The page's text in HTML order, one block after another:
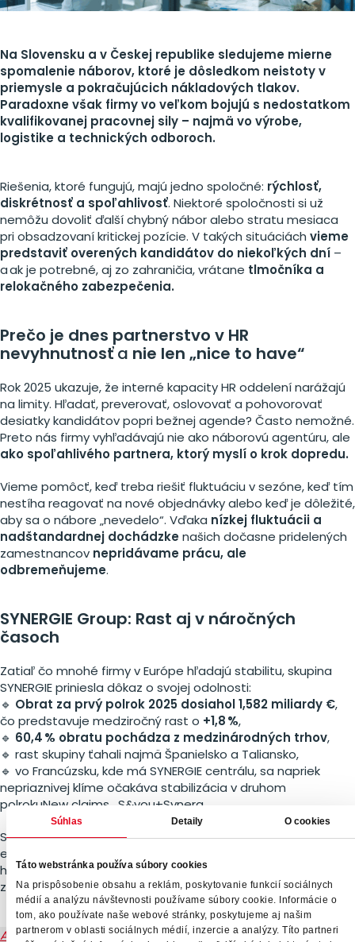
Súhlas Detaily O cookies
Táto webstránka používa súbory cookies
Na prispôsobenie obsahu a reklám, poskytovanie funkcií sociálnych
médií a analýzu návštevnosti používame súbory cookie. Informácie o
tom, ako používate naše webové stránky, poskytujeme aj našim
partnerom v oblasti sociálnych médií, inzercie a analýzy. Títo partneri
Na Slovensku a v Českej republike sledujeme mierne
spomalenie náborov, ktoré je dôsledkom neistoty v
priemysle a pokračujúcich nákladových tlakov.
Paradoxne však firmy vo veľkom bojujú s nedostatkom
kvalifikovanej pracovnej sily – najmä vo výrobe,
logistike a technických odboroch.
Riešenia, ktoré fungujú, majú jedno spoločné: rýchlosť,
diskrétnosť a spoľahlivosť. Niektoré spoločnosti si už
nemôžu dovoliť ďalší chybný nábor alebo stratu mesiaca
pri obsadzovaní kritickej pozície. V takých situáciách vieme
predstaviť overených kandidátov do niekoľkých dní –
a ak je potrebné, aj zo zahraničia, vrátane tlmočníka a
relokačného zabezpečenia.
Prečo je dnes partnerstvo v HR
nevyhnutnosťa nie len „nice to have“
Rok 2025 ukazuje, že interné kapacity HR oddelení narážajú
na limity. Hľadať, preverovať, oslovovať a pohovorovať
desiatky kandidátov popri bežnej agende? Často nemožné.
Preto nás firmy vyhľadávajú nie ako náborovú agentúru, ale
ako spoľahlivého partnera, ktorý myslí o krok dopredu.
Vieme pomôcť, keď treba riešiť fluktuáciu v sezóne, keď tím
nestíha reagovať na nové objednávky alebo keď je dôležité,
aby sa o nábore „nevedelo“. Vďaka nízkej fluktuácii a
nadštandardnej dochádzkenašich dočasne pridelených
zamestnancov nepridávame prácu, ale
odbremeňujeme.
SYNERGIE Group: Rast aj v náročných
časoch
Zatiaľ čo mnohé firmy v Európe hľadajú stabilitu, skupina
SYNERGIE priniesla dôkaz o svojej odolnosti:
🔹 Obrat za prvý polrok 2025 dosiahol 1,582 miliardy €,
čo predstavuje medziročný rast o +1,8 %,
🔹 60,4 % obratu pochádza z medzinárodných trhov,
🔹 rast skupiny ťahali najmä Španielsko a Taliansko,
🔹 vo Francúzsku, kde má SYNERGIE centrálu, sa napriek
nepriaznivej klíme očakáva stabilizácia v druhom
polrokuNew claims_S&you+Synerg….
Skupina tak potvrdzuje, že dokáže rásť aj v čase
ekonomickej neistoty – vďaka pružnosti, lokálnemu know-
how a silnému zázemiu v oblasti dočasného
zamestnávania a recruitingu.
Ak vás zaujíma, ako sa vyvíja trh práce aj v širšom